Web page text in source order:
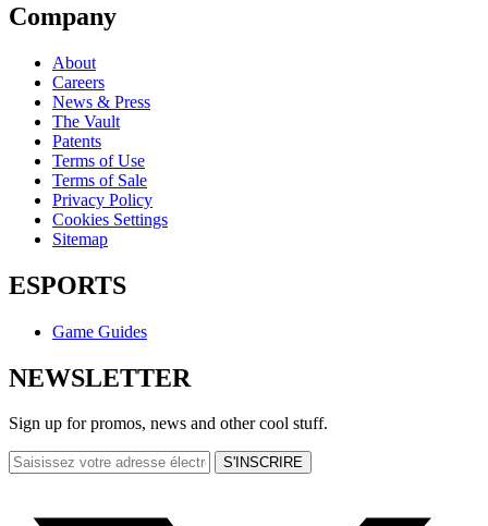
Company
About
Careers
News & Press
The Vault
Patents
Terms of Use
Terms of Sale
Privacy Policy
Cookies Settings
Sitemap
ESPORTS
Game Guides
NEWSLETTER
Sign up for promos, news and other cool stuff.